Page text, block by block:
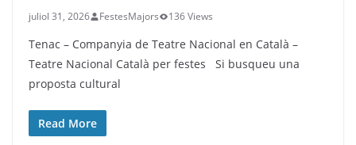
juliol 31, 2026 FestesMajors 136 Views
Tenac – Companyia de Teatre Nacional en Català –
Teatre Nacional Català per festes Si busqueu una
proposta cultural
Read More